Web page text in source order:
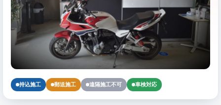
持込施工 郵送施工 遠隔施工不可 車検対応